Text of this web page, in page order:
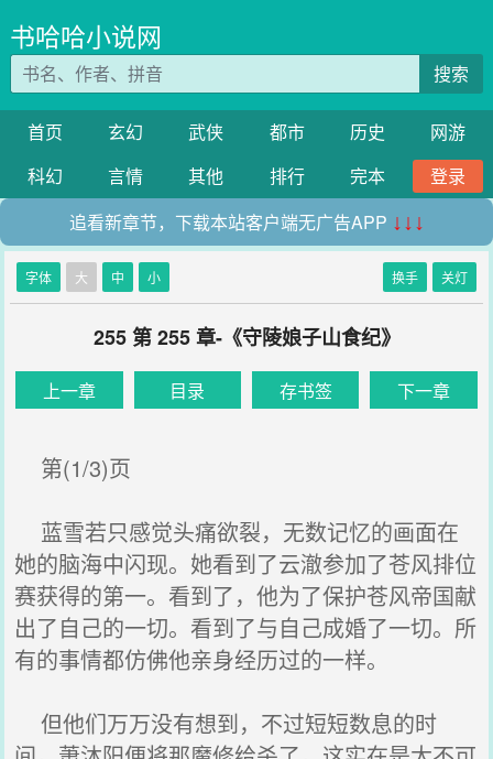
书哈哈小说网
搜索
首页 玄幻 武侠 都市 历史
网游
科幻
言情 其他 排行 完本
登录
追看新章节，下载本站客户端无广告APP ↓↓↓
字体 大 中 小 换手 关灯
255 第 255 章-《守陵娘子山食纪》
上一章 目录 存书签 下一章
第(1/3)页
蓝雪若只感觉头痛欲裂，无数记忆的画面在
她的脑海中闪现。她看到了云澈参加了苍风排位
赛获得的第一。看到了，他为了保护苍风帝国献
出了自己的一切。看到了与自己成婚了一切。所
有的事情都仿佛他亲身经历过的一样。
但他们万万没有想到，不过短短数息的时